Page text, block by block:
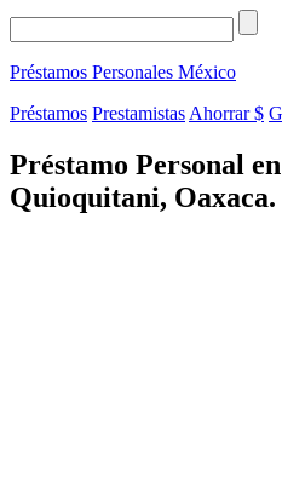
Préstamos Personales México
Préstamos Prestamistas Ahorrar $
Préstamo Personal
Quioquitani, Oaxaca.